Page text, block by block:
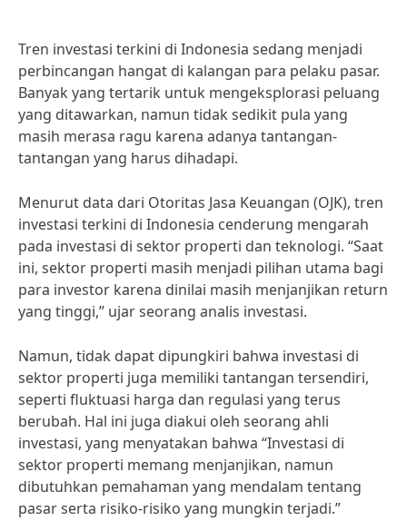
Tren investasi terkini di Indonesia sedang menjadi
perbincangan hangat di kalangan para pelaku pasar.
Banyak yang tertarik untuk mengeksplorasi peluang
yang ditawarkan, namun tidak sedikit pula yang
masih merasa ragu karena adanya tantangan-
tantangan yang harus dihadapi.
Menurut data dari Otoritas Jasa Keuangan (OJK), tren
investasi terkini di Indonesia cenderung mengarah
pada investasi di sektor properti dan teknologi. “Saat
ini, sektor properti masih menjadi pilihan utama bagi
para investor karena dinilai masih menjanjikan return
yang tinggi,” ujar seorang analis investasi.
Namun, tidak dapat dipungkiri bahwa investasi di
sektor properti juga memiliki tantangan tersendiri,
seperti fluktuasi harga dan regulasi yang terus
berubah. Hal ini juga diakui oleh seorang ahli
investasi, yang menyatakan bahwa “Investasi di
sektor properti memang menjanjikan, namun
dibutuhkan pemahaman yang mendalam tentang
pasar serta risiko-risiko yang mungkin terjadi.”